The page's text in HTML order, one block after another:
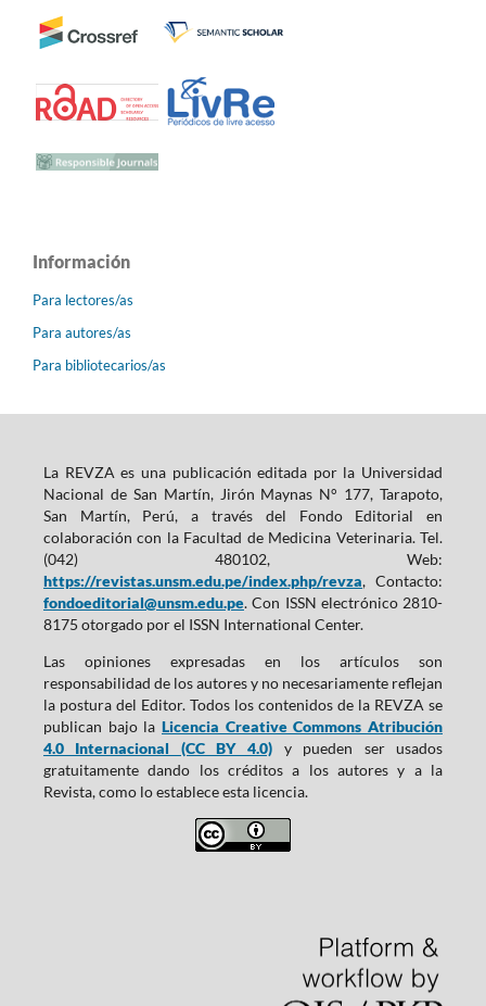
Información
Para lectores/as
Para autores/as
Para bibliotecarios/as
La REVZA es una publicación editada por la Universidad
Nacional de San Martín, Jirón Maynas N° 177, Tarapoto,
San Martín, Perú, a través del Fondo Editorial en
colaboración con la Facultad de Medicina Veterinaria. Tel.
(042) 480102, Web:
https://revistas.unsm.edu.pe/index.php/revza, Contacto:
fondoeditorial@unsm.edu.pe. Con ISSN electrónico 2810-
8175 otorgado por el ISSN International Center.
Las opiniones expresadas en los artículos son
responsabilidad de los autores y no necesariamente reflejan
la postura del Editor. Todos los contenidos de la REVZA se
publican bajo la Licencia Creative Commons Atribución
4.0 Internacional (CC BY 4.0) y pueden ser usados
gratuitamente dando los créditos a los autores y a la
Revista, como lo establece esta licencia.